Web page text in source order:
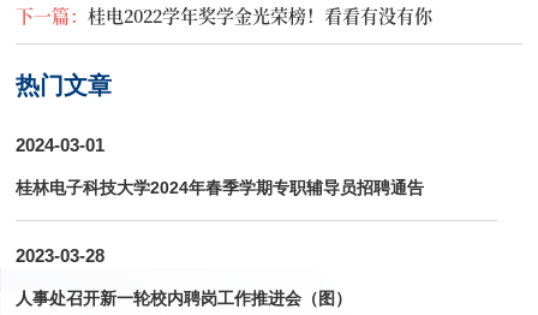
下一篇：桂电2022学年奖学金光荣榜！看看有没有你
热门文章
2024-03-01
桂林电子科技大学2024年春季学期专职辅导员招聘通告
2023-03-28
人事处召开新一轮校内聘岗工作推进会（图）